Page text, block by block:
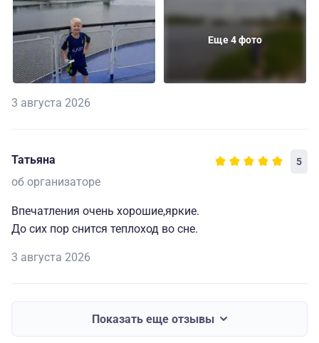
Еще 4 фото
3 августа 2026
Татьяна 5
об организаторе
Впечатления очень хорошие,яркие.
До сих пор снится теплоход во сне.
3 августа 2026
Показать еще отзывы